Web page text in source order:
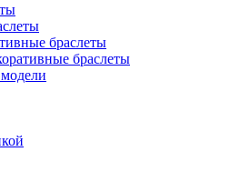
браслеты
браслеты